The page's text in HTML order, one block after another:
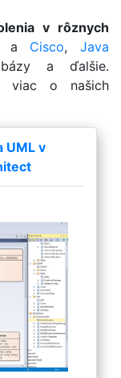
v rôznych
a Cisco,Java
a ďalšie.
viac o našich
UML v